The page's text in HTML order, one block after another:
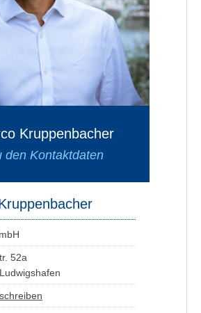
Kruppenbacher
den Kontaktdaten
52a